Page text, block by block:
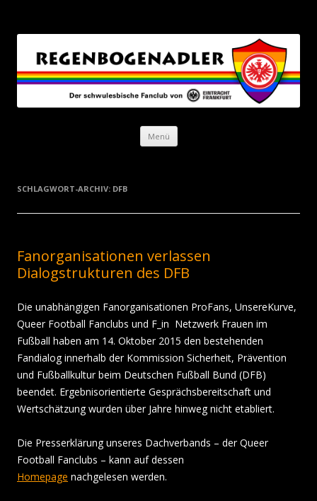
Menü Zum Inhalt springen
SCHLAGWORT-ARCHIV: DFB
Fanorganisationen verlassen
Dialogstrukturen des DFB
Die unabhängigen Fanorganisationen ProFans, UnsereKurve,
Queer Football Fanclubs und F_in ­ Netzwerk Frauen im
Fußball haben am 14. Oktober 2015 den bestehenden
Fandialog innerhalb der Kommission Sicherheit, Prävention
und Fußballkultur beim Deutschen Fußball Bund (DFB)
beendet. Ergebnisorientierte Gesprächsbereitschaft und
Wertschätzung wurden über Jahre hinweg nicht etabliert.
Die Presserklärung unseres Dachverbands – der Queer
Football Fanclubs – kann auf dessen
Homepage nachgelesen werden.